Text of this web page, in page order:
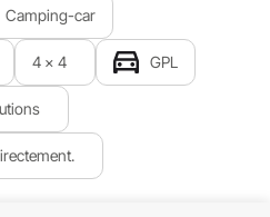
Camping-car
4 x 4 GPL